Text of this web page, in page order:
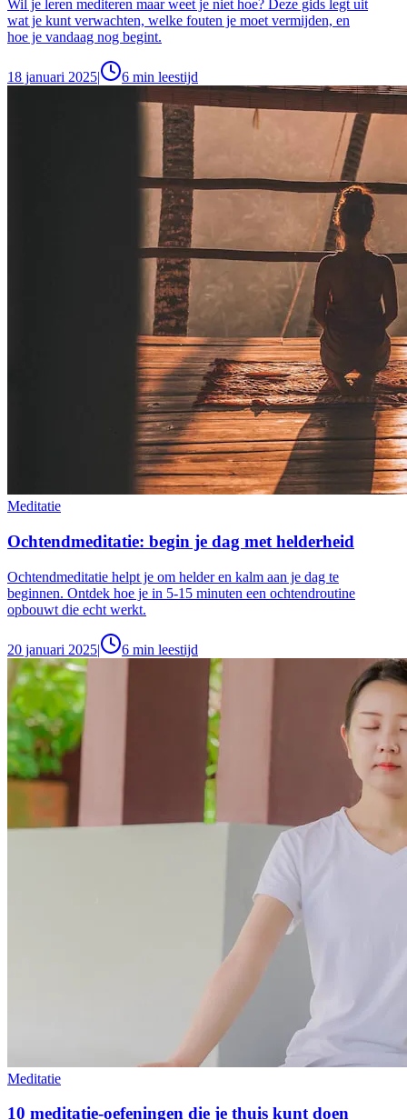
Wil je leren mediteren maar weet je niet hoe? Deze gids legt uit
wat je kunt verwachten, welke fouten je moet vermijden, en
hoe je vandaag nog begint.
18 januari 2025| 6 min leestijd
Meditatie
Ochtendmeditatie: begin je dag met helderheid
Ochtendmeditatie helpt je om helder en kalm aan je dag te
beginnen. Ontdek hoe je in 5-15 minuten een ochtendroutine
opbouwt die echt werkt.
20 januari 2025| 6 min leestijd
Meditatie
10 meditatie-oefeningen die je thuis kunt doen